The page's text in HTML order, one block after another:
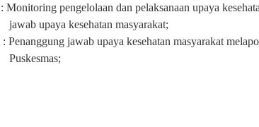
: Monitoring pengelolaan dan pelaksanaan upaya
jawab upaya kesehatan masyarakat;
: Penanggung jawab upaya kesehatan masyarakat
Puskesmas;